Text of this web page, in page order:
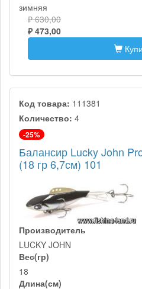
зимняя
₽ 630,00
₽ 473,00
Код товара: 111381
Количество: 4
-25%
Балансир Lucky John
(18 гр 6,7см) 101
Производитель
LUCKY JOHN
Вес(гр)
18
Длина(см)